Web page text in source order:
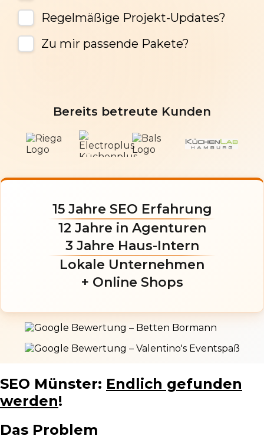
Regelmäßige Projekt-Updates?
Zu mir passende Pakete?
Bereits betreute Kunden
15 Jahre SEO Erfahrung
12 Jahre in Agenturen
3 Jahre Haus-Intern
Lokale Unternehmen
+ Online Shops
SEO Münster: Endlich gefunden
werden!
Das Problem